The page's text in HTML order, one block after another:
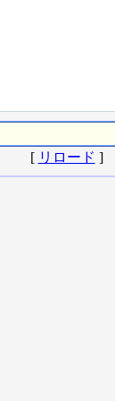
[ リロード ]